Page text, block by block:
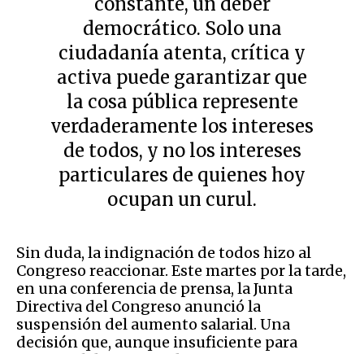
democrático. Solo una
ciudadanía atenta, crítica y
activa puede garantizar que
la cosa pública represente
verdaderamente los intereses
de todos, y no los intereses
particulares de quienes hoy
ocupan un curul.
Sin duda, la indignación de todos hizo al
Congreso reaccionar. Este martes por la tarde,
en una conferencia de prensa, la Junta
Directiva del Congreso anunció la
suspensión del aumento salarial. Una
decisión que, aunque insuficiente para